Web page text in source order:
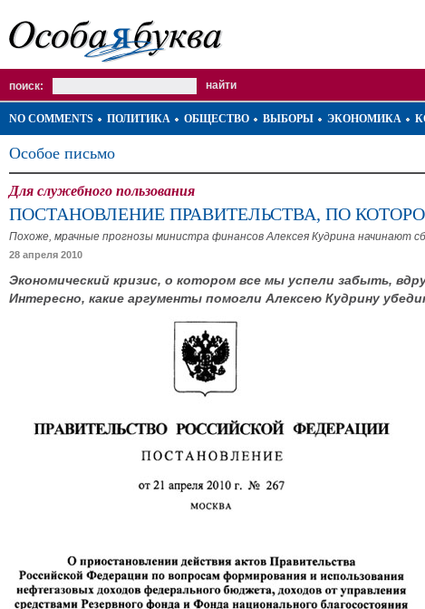
поиск:
NO COMMENTS ПОЛИТИКА ОБЩЕСТВО ВЫБОРЫ ЭКОНОМИКА
Особое письмо
Для служебного пользования
ПОСТАНОВЛЕНИЕ ПРАВИТЕЛЬСТВА, ПО
Похоже, мрачные прогнозы министра финансов Алексея Кудрина начинают
28 апреля 2010
Экономический кризис, о котором все мы успели забыть,
Интересно, какие аргументы помогли Алексею Кудрину